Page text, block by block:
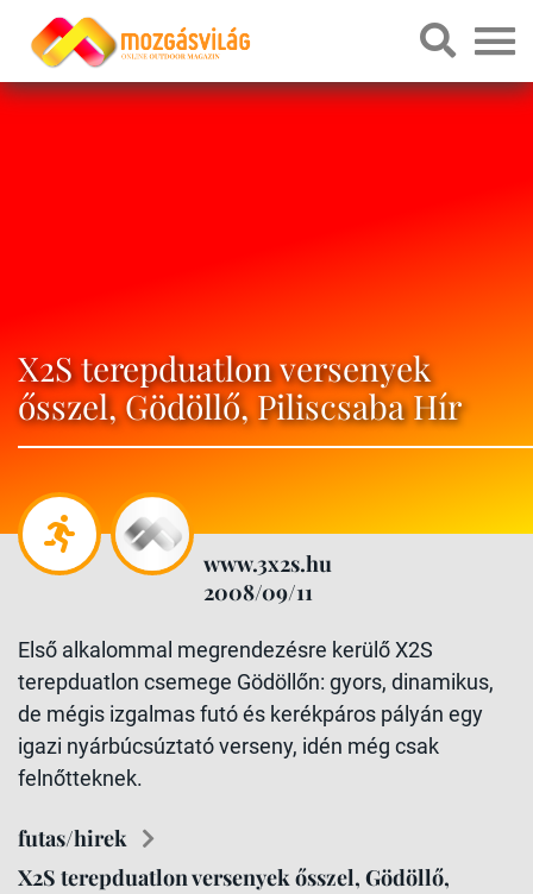
X2S terepduatlon versenyek
ősszel, Gödöllő, Piliscsaba Hír
www.3x2s.hu
2008/09/11
Első alkalommal megrendezésre kerülő X2S
terepduatlon csemege Gödöllőn: gyors, dinamikus,
de mégis izgalmas futó és kerékpáros pályán egy
igazi nyárbúcsúztató verseny, idén még csak
felnőtteknek.
futas/hirek
X2S terepduatlon versenyek ősszel, Gödöllő,